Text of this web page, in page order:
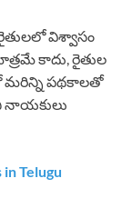
రైతులలో విశ్వాసం
కాదు, రైతుల
మరిన్ని పథకాలతో
నాయకులు
in Telugu